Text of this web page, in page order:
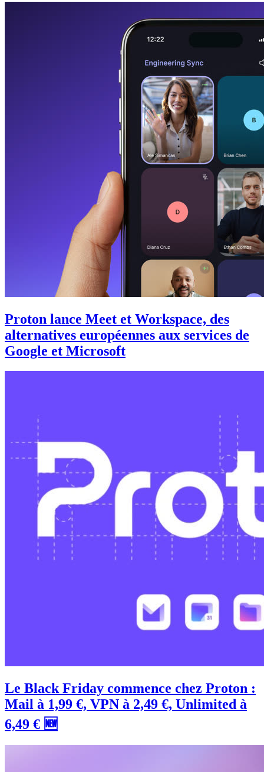
Proton lance Meet et Workspace, des
alternatives européennes aux services de
Google et Microsoft
Le Black Friday commence chez Proton :
Mail à 1,99 €, VPN à 2,49 €, Unlimited à
6,49 € 🆕